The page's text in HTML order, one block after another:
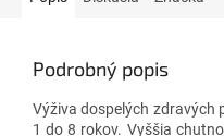
Podrobný popis
Výživa dospelých zdravých
1 do 8 rokov. Vyššia